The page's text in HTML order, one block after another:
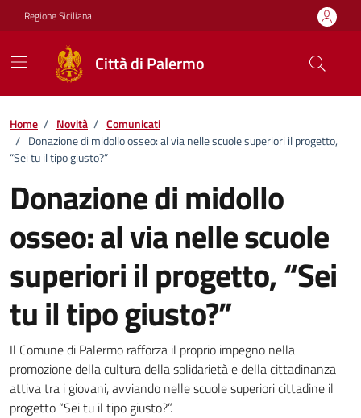
Vai ai contenuti
Vai al footer
Regione Siciliana
Città di Palermo
Home / Novità / Comunicati
/ Donazione di midollo osseo: al via nelle scuole superiori il progetto,
“Sei tu il tipo giusto?”
Donazione di midollo
osseo: al via nelle scuole
superiori il progetto, “Sei
tu il tipo giusto?”
Dettagli della notizia
Il Comune di Palermo rafforza il proprio impegno nella
promozione della cultura della solidarietà e della cittadinanza
attiva tra i giovani, avviando nelle scuole superiori cittadine il
progetto “Sei tu il tipo giusto?”.